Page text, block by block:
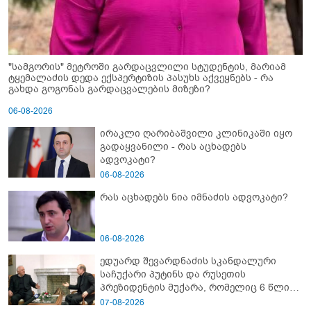
"სამგორის" მეტროში გარდაცვლილი სტუდენტის, მარიამ
ტყემალაძის დედა ექსპერტიზის პასუხს აქვეყნებს - რა
გახდა გოგონას გარდაცვალების მიზეზი?
06-08-2026
ირაკლი ღარიბაშვილი კლინიკაში იყო
გადაყვანილი - რას აცხადებს
ადვოკატი?
06-08-2026
რას აცხადებს ნია იმნაძის ადვოკატი?
06-08-2026
ედუარდ შევარდნაძის სკანდალური
საჩუქარი პუტინს და რუსეთის
პრეზიდენტის მუქარა, რომელიც 6 წლის
შემდეგ აასრულა
07-08-2026